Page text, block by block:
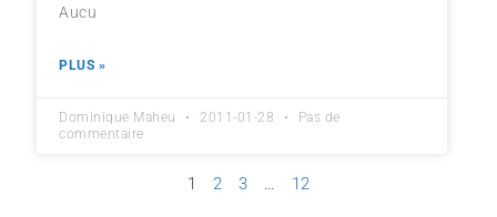
Aucu
PLUS »
Dominique Maheu 2011-01-28
Pas de
commentaire
1 2 3 … 12